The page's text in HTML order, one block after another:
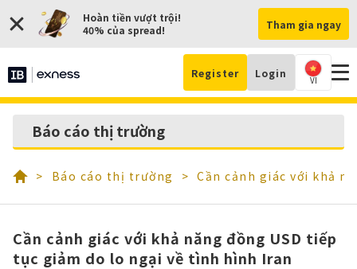
Hoàn tiền vượt trội!
40% của spread!
Tham gia ngay
Register Login
VI
Báo cáo thị trường
Báo cáo thị trường Cần cảnh giác với khả
Cần cảnh giác với khả năng đồng USD tiếp
tục giảm do lo ngại về tình hình Iran